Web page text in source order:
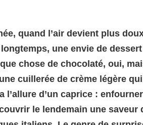
quand l’air devient plus
une envie de
chose de chocolaté, oui,
cuillerée de crème légère
l’allure d’un caprice :
le lendemain une saveur